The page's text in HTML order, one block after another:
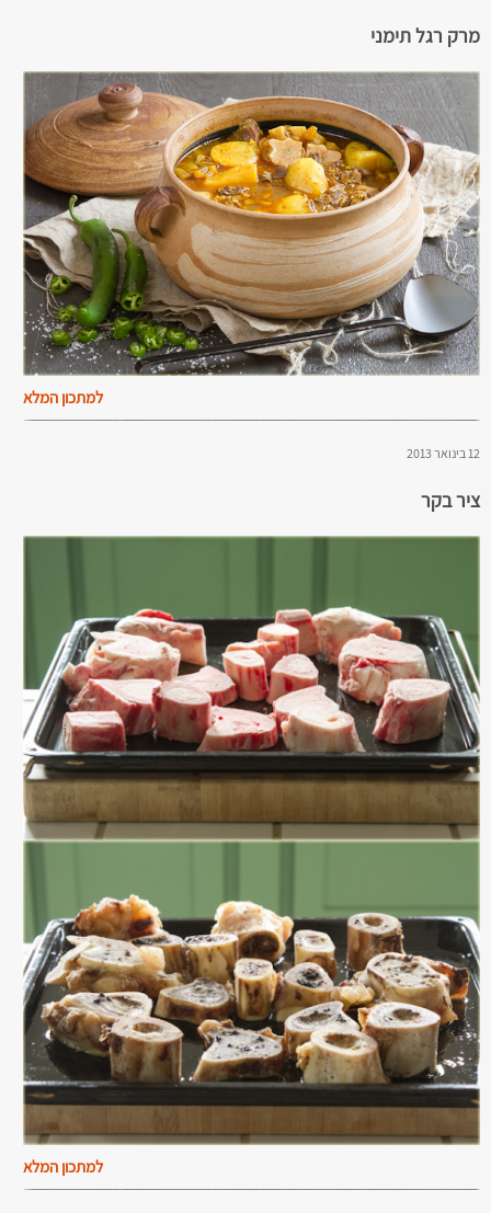
מרק רגל תימני
למתכון המלא
12 בינואר 2013
ציר בקר
למתכון המלא